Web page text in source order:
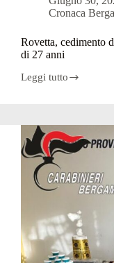
Cronaca
Rovetta, cedimento
di 27 anni
Leggi tutto
Rovetta,
ferito
un
operaio
anni